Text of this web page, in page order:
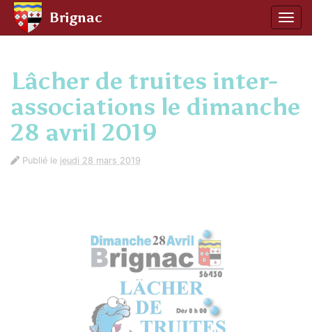
Brignac
Lâcher de truites inter-
associations le dimanche
28 avril 2019
Publié le jeudi 28 mars 2019
Panneau de gestion des cookies